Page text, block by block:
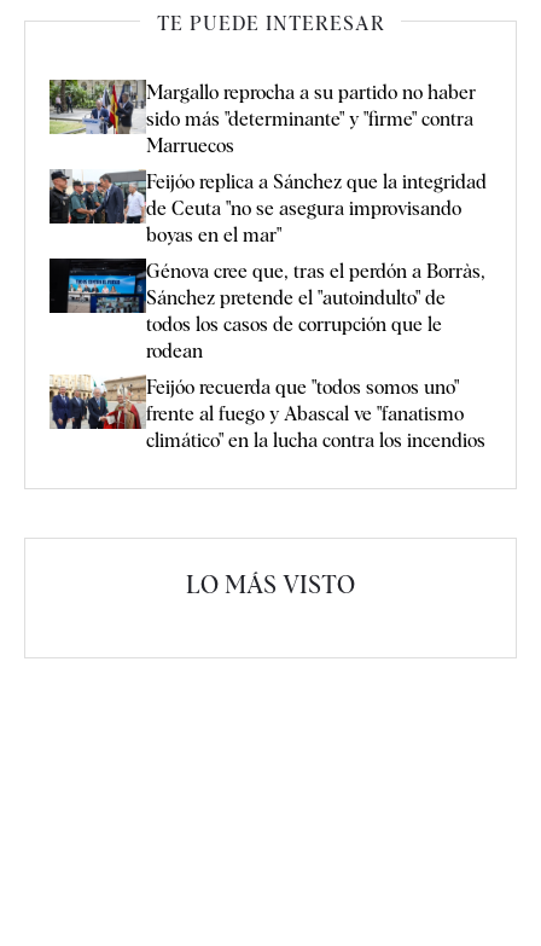
TE PUEDE INTERESAR
Margallo reprocha a su partido no haber
sido más "determinante" y "firme" contra
Marruecos
Feijóo replica a Sánchez que la integridad
de Ceuta "no se asegura improvisando
boyas en el mar"
Génova cree que, tras el perdón a Borràs,
Sánchez pretende el "autoindulto" de
todos los casos de corrupción que le
rodean
Feijóo recuerda que "todos somos uno"
frente al fuego y Abascal ve "fanatismo
climático" en la lucha contra los incendios
LO MÁS VISTO